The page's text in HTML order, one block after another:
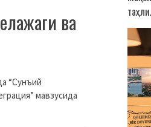
ва
“Сунъий
мавзусида